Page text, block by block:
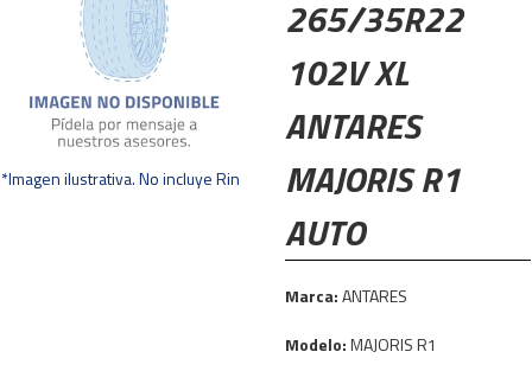
*Imagen ilustrativa. No incluye Rin
265/35R22
102V XL
ANTARES
MAJORIS R1
AUTO
Marca:ANTARES
Modelo:MAJORIS R1